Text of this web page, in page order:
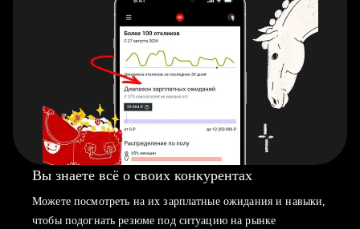
Вы знаете всё о своих конкурентах
Можете посмотреть на их зарплатные ожидания и навыки,
чтобы подогнать резюме под ситуацию на рынке